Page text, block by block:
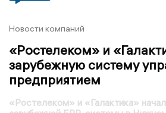
Новости компаний
«Ростелеком» и
зарубежную систему
предприятием
«Ростелеком» и «Галактика»